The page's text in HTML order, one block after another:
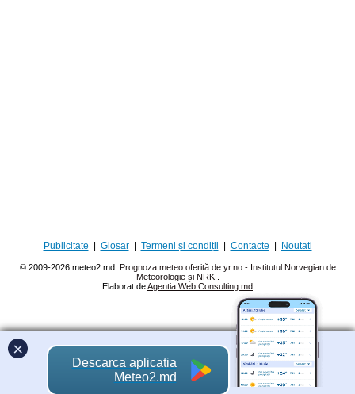
Publicitate Glosar| Termeni și condiții Contacte Noutati
© 2009-2026 meteo2.md. Prognoza meteo oferită de yr.no - Institutul Norvegian de
Meteorologie și NRK
Elaborat deAgentia Web Consulting.md
×
Descarca aplicatia
Meteo2.md